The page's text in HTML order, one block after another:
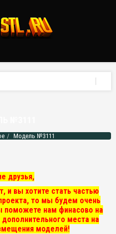
Модель №3111
друзья,
и вы хотите стать частью
то мы будем очень
поможете нам финасово на
дополнительного места на
моделей!